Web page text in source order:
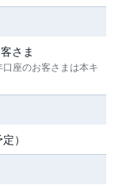
さま
座のお客さまは本キ
）